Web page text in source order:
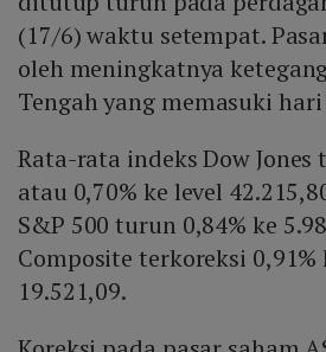
(17/6) waktu setempat.
oleh meningkatnya
Tengah yang memasuki
Rata-rata indeks Dow
atau 0,70% ke level
S&P 500 turun 0,84% ke
Composite terkoreksi 0,91%
19.521,09.